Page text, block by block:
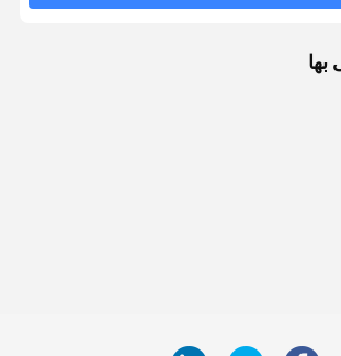
بها